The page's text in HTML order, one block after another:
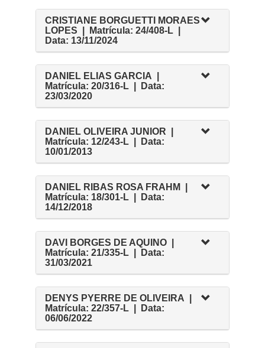
CRISTIANE BORGUETTI MORAES
LOPES | Matrícula: 24/408-L |
Data: 13/11/2024
DANIEL ELIAS GARCIA |
Matrícula: 20/316-L | Data:
23/03/2020
DANIEL OLIVEIRA JUNIOR |
Matrícula: 12/243-L | Data:
10/01/2013
DANIEL RIBAS ROSA FRAHM |
Matrícula: 18/301-L | Data:
14/12/2018
DAVI BORGES DE AQUINO |
Matrícula: 21/335-L | Data:
31/03/2021
DENYS PYERRE DE OLIVEIRA |
Matrícula: 22/357-L | Data:
06/06/2022